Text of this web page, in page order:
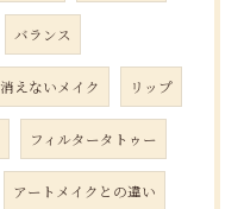
バランス
消えないメイク リップ
フィルタータトゥー
アートメイクとの違い